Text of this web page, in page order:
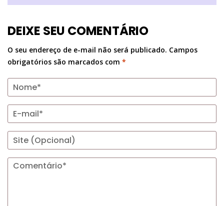
DEIXE SEU COMENTÁRIO
O seu endereço de e-mail não será publicado. Campos
obrigatórios são marcados com *